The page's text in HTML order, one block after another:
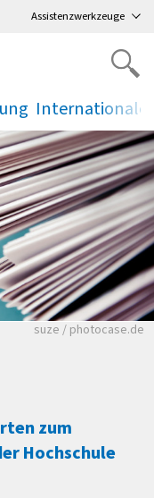
Assistenzwerkzeuge
.
Viele Zeitungen.
suze / photocase.de
zum
Hochschule